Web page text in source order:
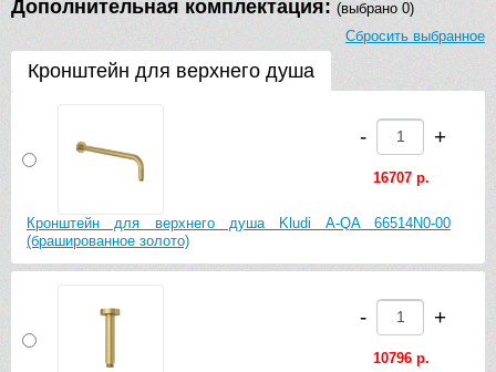
Дополнительная комплектация: (выбрано 0)
Сбросить выбранное
Кронштейн для верхнего душа
Кронштейн для верхнего душа Kludi A-QA 66514N0-00
(брашированное золото)
- +
16707 р.
- +
10796 р.